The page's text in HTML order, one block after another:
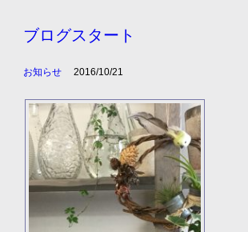
ブログスタート
お知らせ 2016/10/21